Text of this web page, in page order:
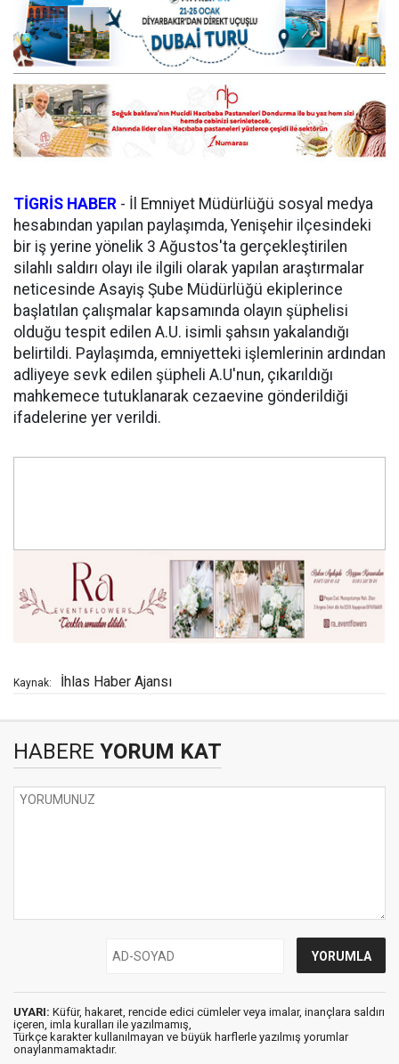
TİGRİS HABER - İl Emniyet Müdürlüğü sosyal medya
hesabından yapılan paylaşımda, Yenişehir ilçesindeki
bir iş yerine yönelik 3 Ağustos'ta gerçekleştirilen
silahlı saldırı olayı ile ilgili olarak yapılan araştırmalar
neticesinde Asayiş Şube Müdürlüğü ekiplerince
başlatılan çalışmalar kapsamında olayın şüphelisi
olduğu tespit edilen A.U. isimli şahsın yakalandığı
belirtildi. Paylaşımda, emniyetteki işlemlerinin ardından
adliyeye sevk edilen şüpheli A.U'nun, çıkarıldığı
mahkemece tutuklanarak cezaevine gönderildiği
ifadelerine yer verildi.
Kaynak: İhlas Haber Ajansı
HABERE YORUM KAT
UYARI: Küfür, hakaret, rencide edici cümleler veya imalar, inançlara saldırı
içeren, imla kuralları ile yazılmamış,
Türkçe karakter kullanılmayan ve büyük harflerle yazılmış yorumlar
onaylanmamaktadır.